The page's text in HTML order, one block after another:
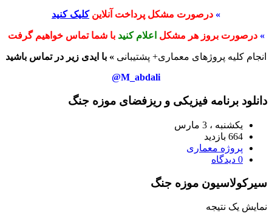
» درصورت مشکل پرداخت آنلاینکلیک کنید
» درصورت بروز هر مشکل اعلام کنید با شما تماس خواهیم گرفت
انجام کلیه پروژهای معماری+ پشتیبانی » با ایدی زیر در تماس باشید
M_abdali@
دانلود برنامه فیزیکی و ریزفضای موزه جنگ
یکشنبه ، 3 مارس
664 بازدید
پروژه معماری
0 دیدگاه
سیرکولاسیون موزه جنگ
نمایش یک نتیجه